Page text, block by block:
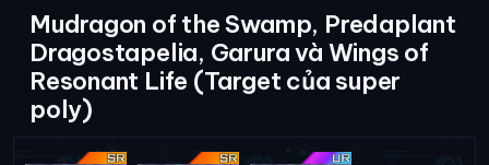
Mudragon of the Swamp, Predaplant
Dragostapelia, Garura và Wings of
Resonant Life (Target của super
poly)